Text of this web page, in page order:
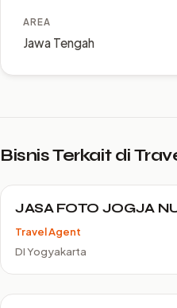
AREA
Jawa Tengah
Bisnis Terkait di
JASA FOTO JOGJA
Travel Agent
DI Yogyakarta